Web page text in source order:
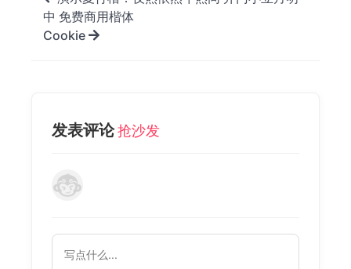
中 免费商用楷体
Cookie
发表评论抢沙发